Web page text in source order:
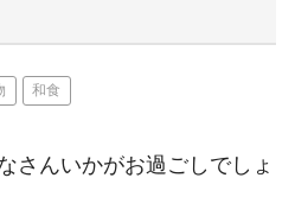
和食
さんいかがお過ごしでしょ